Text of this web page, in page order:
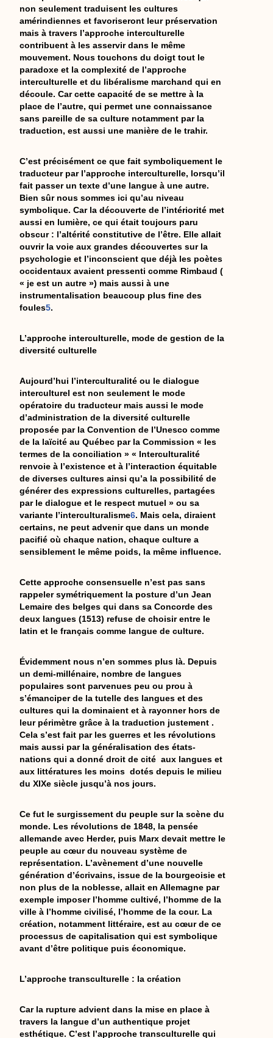
non seulement traduisent les cultures
amérindiennes et favoriseront leur préservation
mais à travers l’approche interculturelle
contribuent à les asservir dans le même
mouvement. Nous touchons du doigt tout le
paradoxe et la complexité de l’approche
interculturelle et du libéralisme marchand qui en
découle. Car cette capacité de se mettre à la
place de l’autre, qui permet une connaissance
sans pareille de sa culture notamment par la
traduction, est aussi une manière de le trahir.
C’est précisément ce que fait symboliquement le
traducteur par l’approche interculturelle, lorsqu’il
fait passer un texte d’une langue à une autre.
Bien sûr nous sommes ici qu’au niveau
symbolique. Car la découverte de l’intériorité met
aussi en lumière, ce qui était toujours paru
obscur : l’altérité constitutive de l’être. Elle allait
ouvrir la voie aux grandes découvertes sur la
psychologie et l’inconscient que déjà les poètes
occidentaux avaient pressenti comme Rimbaud (
« je est un autre ») mais aussi à une
instrumentalisation beaucoup plus fine des
foules5.
L’approche interculturelle, mode de gestion de la
diversité culturelle
Aujourd’hui l’interculturalité ou le dialogue
interculturel est non seulement le mode
opératoire du traducteur mais aussi le mode
d’administration de la diversité culturelle
proposée par la Convention de l’Unesco comme
de la laïcité au Québec par la Commission « les
termes de la conciliation » « Interculturalité
renvoie à l’existence et à l’interaction équitable
de diverses cultures ainsi qu’a la possibilité de
générer des expressions culturelles, partagées
par le dialogue et le respect mutuel » ou sa
variante l’interculturalisme6. Mais cela, diraient
certains, ne peut advenir que dans un monde
pacifié où chaque nation, chaque culture a
sensiblement le même poids, la même influence.
Cette approche consensuelle n’est pas sans
rappeler symétriquement la posture d’un Jean
Lemaire des belges qui dans sa Concorde des
deux langues (1513) refuse de choisir entre le
latin et le français comme langue de culture.
Évidemment nous n’en sommes plus là. Depuis
un demi-millénaire, nombre de langues
populaires sont parvenues peu ou prou à
s’émanciper de la tutelle des langues et des
cultures qui la dominaient et à rayonner hors de
leur périmètre grâce à la traduction justement .
Cela s’est fait par les guerres et les révolutions
mais aussi par la généralisation des états-
nations qui a donné droit de cité aux langues et
aux littératures les moins dotés depuis le milieu
du XIXe siècle jusqu’à nos jours.
Ce fut le surgissement du peuple sur la scène du
monde. Les révolutions de 1848, la pensée
allemande avec Herder, puis Marx devait mettre le
peuple au cœur du nouveau système de
représentation. L’avènement d’une nouvelle
génération d’écrivains, issue de la bourgeoisie et
non plus de la noblesse, allait en Allemagne par
exemple imposer l’homme cultivé, l’homme de la
ville à l’homme civilisé, l’homme de la cour. La
création, notamment littéraire, est au cœur de ce
processus de capitalisation qui est symbolique
avant d’être politique puis économique.
L’approche transculturelle : la création
Car la rupture advient dans la mise en place à
travers la langue d’un authentique projet
esthétique. C’est l’approche transculturelle qui